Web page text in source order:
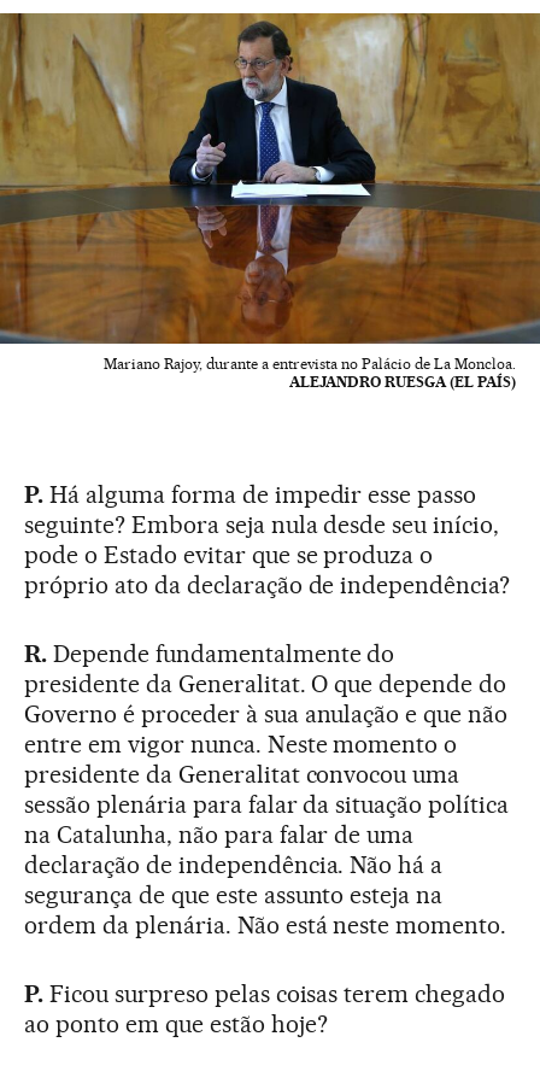
Mariano Rajoy, durante a entrevista no Palácio de La Moncloa.
ALEJANDRO RUESGA (EL PAÍS)
P.Há alguma forma de impedir esse passo
seguinte? Embora seja nula desde seu início,
pode o Estado evitar que se produza o
próprio ato da declaração de independência?
R.Depende fundamentalmente do
presidente da Generalitat. O que depende do
Governo é proceder à sua anulação e que não
entre em vigor nunca. Neste momento o
presidente da Generalitat convocou uma
sessão plenária para falar da situação política
na Catalunha, não para falar de uma
declaração de independência. Não há a
segurança de que este assunto esteja na
ordem da plenária. Não está neste momento.
P.Ficou surpreso pelas coisas terem chegado
ao ponto em que estão hoje?